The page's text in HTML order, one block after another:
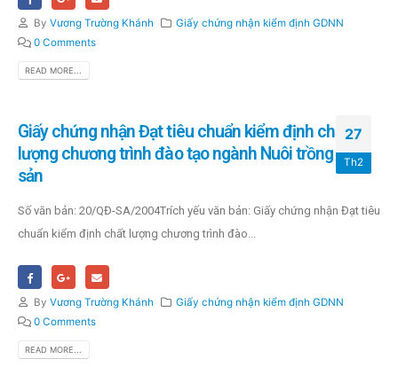
By Vương Trường Khánh
Giấy chứng nhận kiểm định GDNN
0 Comments
READ MORE...
27
Th2
Giấy chứng nhận Đạt tiêu chuẩn kiểm định chất
lượng chương trình đào tạo ngành Nuôi trồng thủy
sản
Số văn bản: 20/QĐ-SA/2004Trích yếu văn bản: Giấy chứng nhận Đạt tiêu
chuẩn kiểm định chất lượng chương trình đào...
By Vương Trường Khánh
Giấy chứng nhận kiểm định GDNN
0 Comments
READ MORE...